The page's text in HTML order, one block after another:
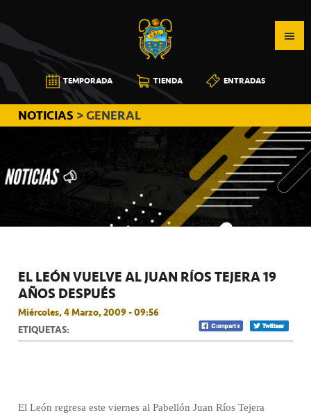
a
la
navegación
principal
al
contenido
principal
a
la
barra
lateral
principal
CB
CANARIAS
TEMPORADA TIENDA ENTRADAS
NOTICIAS > GENERAL
EL LEÓN VUELVE AL JUAN RÍOS TEJERA 19
AÑOS DESPUÉS
Miércoles, 4 Marzo, 2009 - 09:56
ETIQUETAS:
El León regresa este viernes al Pabellón Juan Ríos Tejera